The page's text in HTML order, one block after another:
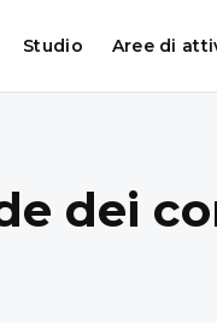
Studio Aree di
dei